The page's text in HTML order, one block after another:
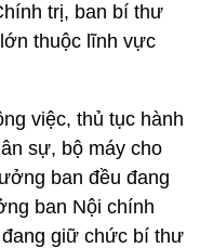
trị, ban bí thư
thuộc lĩnh vực
việc, thủ tục hành
sự, bộ máy cho
ban đều đang
ban Nội chính
giữ chức bí thư